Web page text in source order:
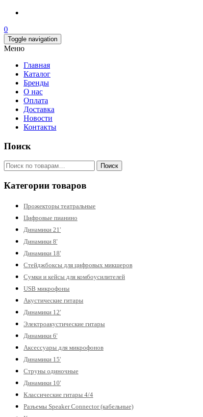
0
Toggle navigation
Меню
Главная
Каталог
Бренды
О нас
Оплата
Доставка
Новости
Контакты
Поиск
Искать: Поиск
Категории товаров
Прожекторы театральные
Цифровые пианино
Динамики 21'
Динамики 8'
Динамики 18'
Стейджбоксы для цифровых микшеров
Сумки и кейсы для комбоусилителей
USB микрофоны
Акустические гитары
Динамики 12'
Электроакустические гитары
Динамики 6'
Аксессуары для микрофонов
Динамики 15'
Струны одиночные
Динамики 10'
Классические гитары 4/4
Разъемы Speaker Connector (кабельные)